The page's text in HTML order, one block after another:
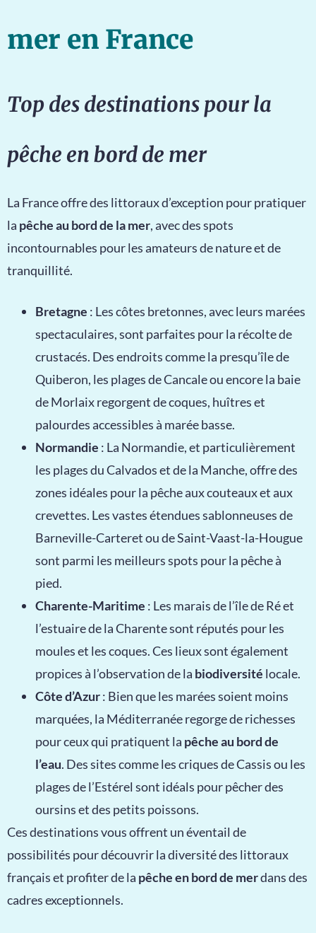
mer en France
Top des destinations pour la
pêche en bord de mer
La France offre des littoraux d’exception pour pratiquer
la pêche au bord de la mer, avec des spots
incontournables pour les amateurs de nature et de
tranquillité.
Bretagne : Les côtes bretonnes, avec leurs marées
spectaculaires, sont parfaites pour la récolte de
crustacés. Des endroits comme la presqu’île de
Quiberon, les plages de Cancale ou encore la baie
de Morlaix regorgent de coques, huîtres et
palourdes accessibles à marée basse.
Normandie : La Normandie, et particulièrement
les plages du Calvados et de la Manche, offre des
zones idéales pour la pêche aux couteaux et aux
crevettes. Les vastes étendues sablonneuses de
Barneville-Carteret ou de Saint-Vaast-la-Hougue
sont parmi les meilleurs spots pour la pêche à
pied.
Charente-Maritime : Les marais de l’île de Ré et
l’estuaire de la Charente sont réputés pour les
moules et les coques. Ces lieux sont également
propices à l’observation de la biodiversité locale.
Côte d’Azur: Bien que les marées soient moins
marquées, la Méditerranée regorge de richesses
pour ceux qui pratiquent la pêche au bord de
l’eau. Des sites comme les criques de Cassis ou les
plages de l’Estérel sont idéals pour pêcher des
oursins et des petits poissons.
Ces destinations vous offrent un éventail de
possibilités pour découvrir la diversité des littoraux
français et profiter de la pêche en bord de merdans des
cadres exceptionnels.